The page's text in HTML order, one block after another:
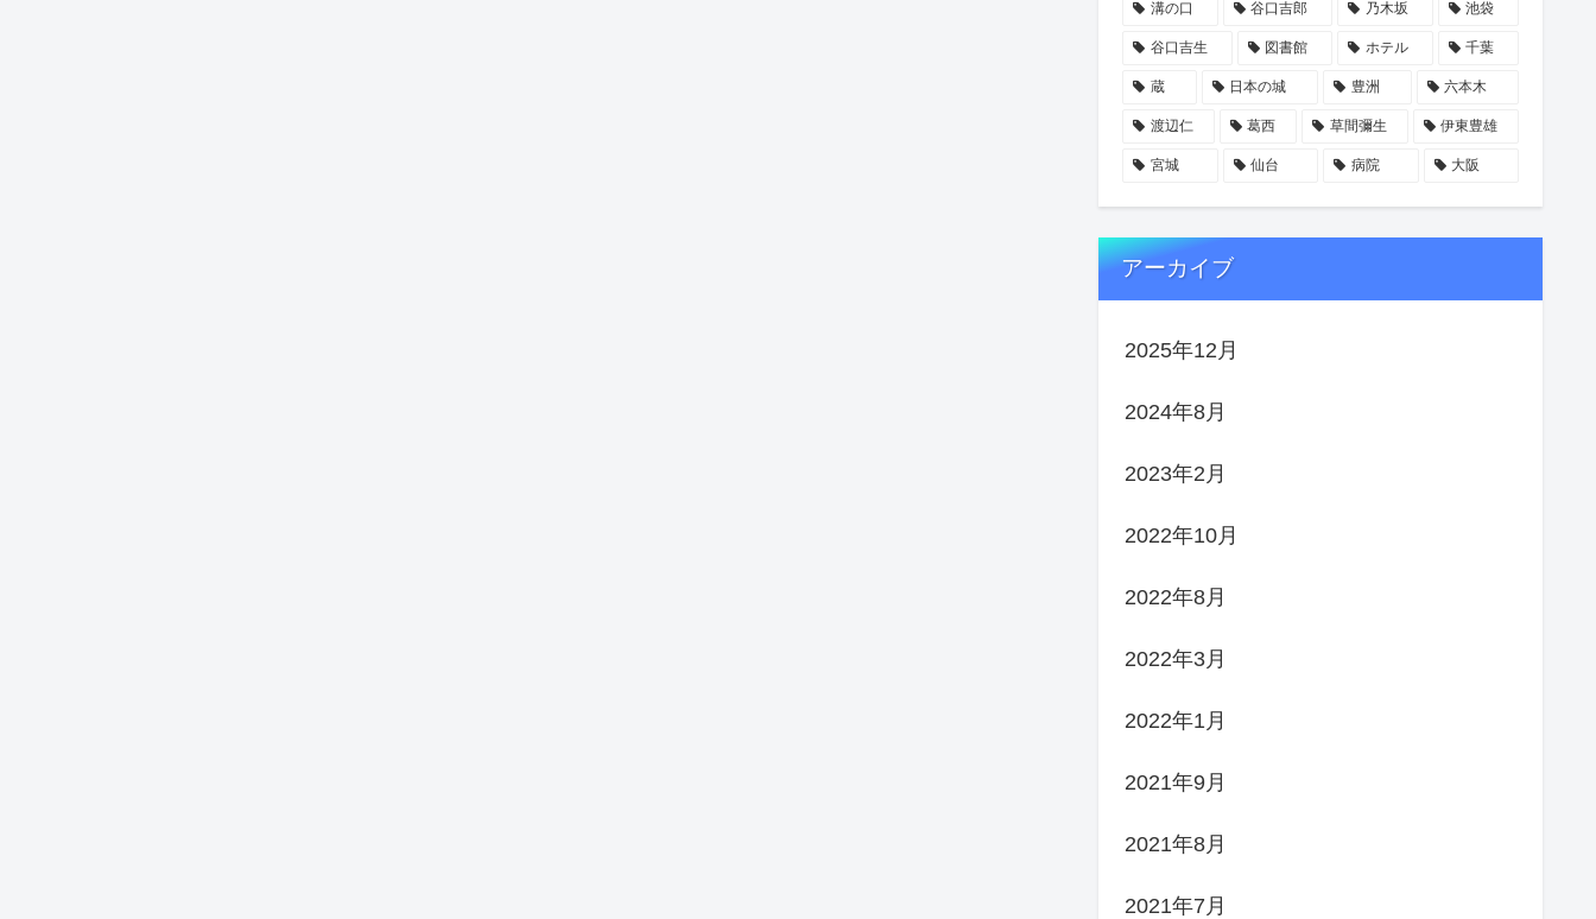
溝の口 谷口吉郎 乃木坂 池袋
谷口吉生 図書館 ホテル 千葉
蔵 日本の城 豊洲 六本木
渡辺仁 葛西 草間彌生 伊東豊雄
宮城 仙台 病院 大阪
アーカイブ
2025年12月
2024年8月
2023年2月
2022年10月
2022年8月
2022年3月
2022年1月
2021年9月
2021年8月
2021年7月